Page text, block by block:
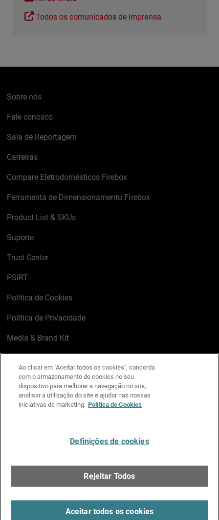
Todos os comunicados de imprensa
Sobre nós
Fale conosco
Sala de Reportagem
Carreiras
Compare Eletrodomésticos Firebox
Ferramenta de Dimensionamento Firebox
Product List & SKUs
Suporte
Trust Center
PSIRT
Política de Cookies
Política de Privacidade
Media & Brand Kit
LinkedIn
X FacebookInstagram
YouTube
Ao clicar em "Aceitar todos os cookies", concorda
com o armazenamento de cookies no seu
dispositivo para melhorar a navegação no site,
analisar a utilização do site e ajudar nas nossas
iniciativas de marketing. Política de Cookies
Definições de cookies
Rejeitar Todos
Aceitar todos os cookies